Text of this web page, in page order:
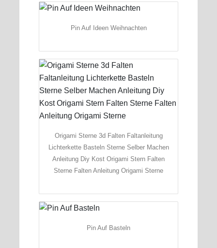
Pin Auf Ideen Weihnachten
Origami Sterne 3d Falten Faltanleitung
Lichterkette Basteln Sterne Selber Machen
Anleitung Diy Kost Origami Stern Falten
Sterne Falten Anleitung Origami Sterne
Pin Auf Basteln